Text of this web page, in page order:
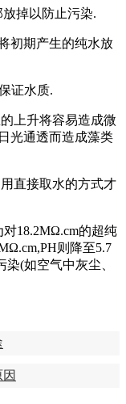
掉以防止污染.
初期产生的纯水放
证水质.
上升将容易造成微
光通透而造成藻类
直接取水的方式才
18.2MΩ.cm的超纯
则降至5.7
(如空气中灰尘、